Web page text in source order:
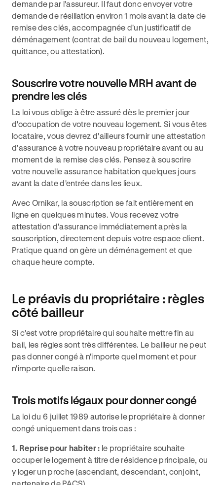
demande par l'assureur. Il faut donc envoyer votre
demande de résiliation environ 1 mois avant la date de
remise des clés, accompagnée d'un justificatif de
déménagement (contrat de bail du nouveau logement,
quittance, ou attestation).
Souscrire votre nouvelle MRH avant de
prendre les clés
La loi vous oblige à être assuré dès le premier jour
d'occupation de votre nouveau logement. Si vous êtes
locataire, vous devrez d'ailleurs fournir une attestation
d'assurance à votre nouveau propriétaire avant ou au
moment de la remise des clés. Pensez à souscrire
votre nouvelle assurance habitation quelques jours
avant la date d'entrée dans les lieux.
Avec Ornikar, la souscription se fait entièrement en
ligne en quelques minutes. Vous recevez votre
attestation d'assurance immédiatement après la
souscription, directement depuis votre espace client.
Pratique quand on gère un déménagement et que
chaque heure compte.
Le préavis du propriétaire : règles
côté bailleur
Si c'est votre propriétaire qui souhaite mettre fin au
bail, les règles sont très différentes. Le bailleur ne peut
pas donner congé à n'importe quel moment et pour
n'importe quelle raison.
Trois motifs légaux pour donner congé
La loi du 6 juillet 1989 autorise le propriétaire à donner
congé uniquement dans trois cas :
1. Reprise pour habiter : le propriétaire souhaite
occuper le logement à titre de résidence principale, ou
y loger un proche (ascendant, descendant, conjoint,